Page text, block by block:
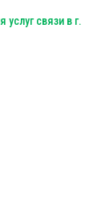
связи в г.